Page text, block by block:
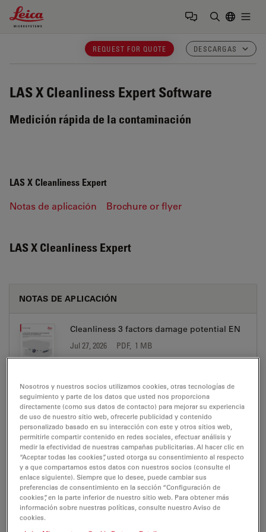
Leica Microsystems Logo
REQUEST FOR QUOTE DESCARGAS
LAS X Cleanliness Expert Software
Medición rápida de la contaminación
LAS X Cleanliness Expert
Notas de aplicación Brochure or flyer
LAS X Cleanliness Expert
NOTAS DE APLICACIÓN
Cleanliness 3 factors damage potential EN
Jul 27, 2026 PDF, 1 MB
Factors-cleanliness-analysis-solution EN
Jul 27, 2026 PDF, 806 KB
DOWNLOAD
BROCHURE OR FLYER
Nosotros y nuestros socios utilizamos cookies, otras tecnologías de
seguimiento y parte de los datos que usted nos proporciona
directamente (como sus datos de contacto) para mejorar su experiencia
de uso de nuestro sitio web, ofrecerle publicidad y contenido
personalizado basado en su interacción con este y otros sitios web,
permitirle compartir contenido en redes sociales, efectuar análisis y
medir la efectividad de nuestras campañas publicitarias. Al hacer clic en
“Aceptar todas las cookies”, usted otorga su consentimiento al respecto
y a que compartamos estos datos con nuestros socios (consulte el
enlace siguiente). Siempre que lo desee, puede cambiar sus
preferencias de consentimiento en la sección “Configuración de
cookies”, en la parte inferior de nuestro sitio web. Para obtener más
información sobre nuestras políticas, consulte nuestro Aviso de
cookies.